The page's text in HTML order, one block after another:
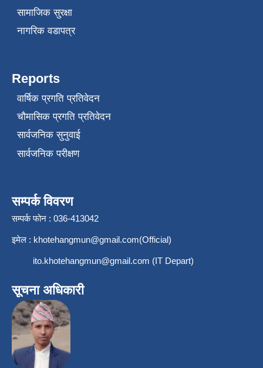
सामाजिक सुरक्षा
नागरिक वडापत्र
Reports
वार्षिक प्रगति प्रतिवेदन
चौमासिक प्रगति प्रतिवेदन
सार्वजनिक सुनुवाई
सार्वजनिक परीक्षण
सम्पर्क विवरण
सम्पर्क फोन : 036-413042
इमेल : khotehangmun@gmail.com(Official)
ito.khotehangmun@gmail.com (IT Depart)
सूचना अधिकारी